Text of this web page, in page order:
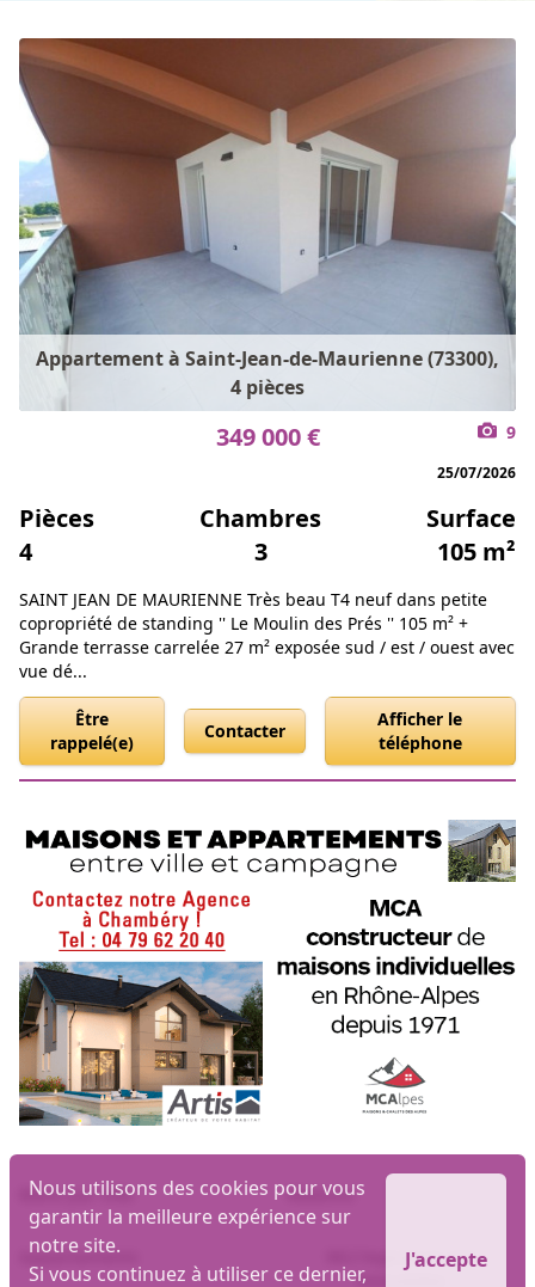
Appartement à Saint-Jean-de-Maurienne (73300),
4 pièces
349 000 € 9
25/07/2026
Pièces
4
Chambres
3
Surface
105 m²
SAINT JEAN DE MAURIENNE Très beau T4 neuf dans petite
copropriété de standing '' Le Moulin des Prés '' 105 m² +
Grande terrasse carrelée 27 m² exposée sud / est / ouest avec
vue dé...
Être
rappelé(e)
Contacter
Afficher le
téléphone
Nous utilisons des cookies pour vous
garantir la meilleure expérience sur
notre site.
Si vous continuez à utiliser ce dernier,
J'accepte
Biens par ville Maisons
Appartements
MLI logiciel et site
immobilier